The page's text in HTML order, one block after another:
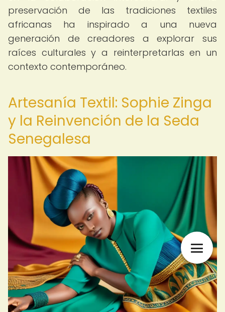
preservación de las tradiciones textiles
africanas ha inspirado a una nueva
generación de creadores a explorar sus
raíces culturales y a reinterpretarlas en un
contexto contemporáneo.
Artesanía Textil: Sophie Zinga
y la Reinvención de la Seda
Senegalesa